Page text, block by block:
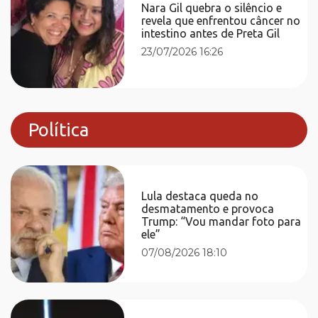
Nara Gil quebra o silêncio e
revela que enfrentou câncer no
intestino antes de Preta Gil
23/07/2026 16:26
Política
Lula destaca queda no
desmatamento e provoca
Trump: “Vou mandar foto para
ele”
07/08/2026 18:10